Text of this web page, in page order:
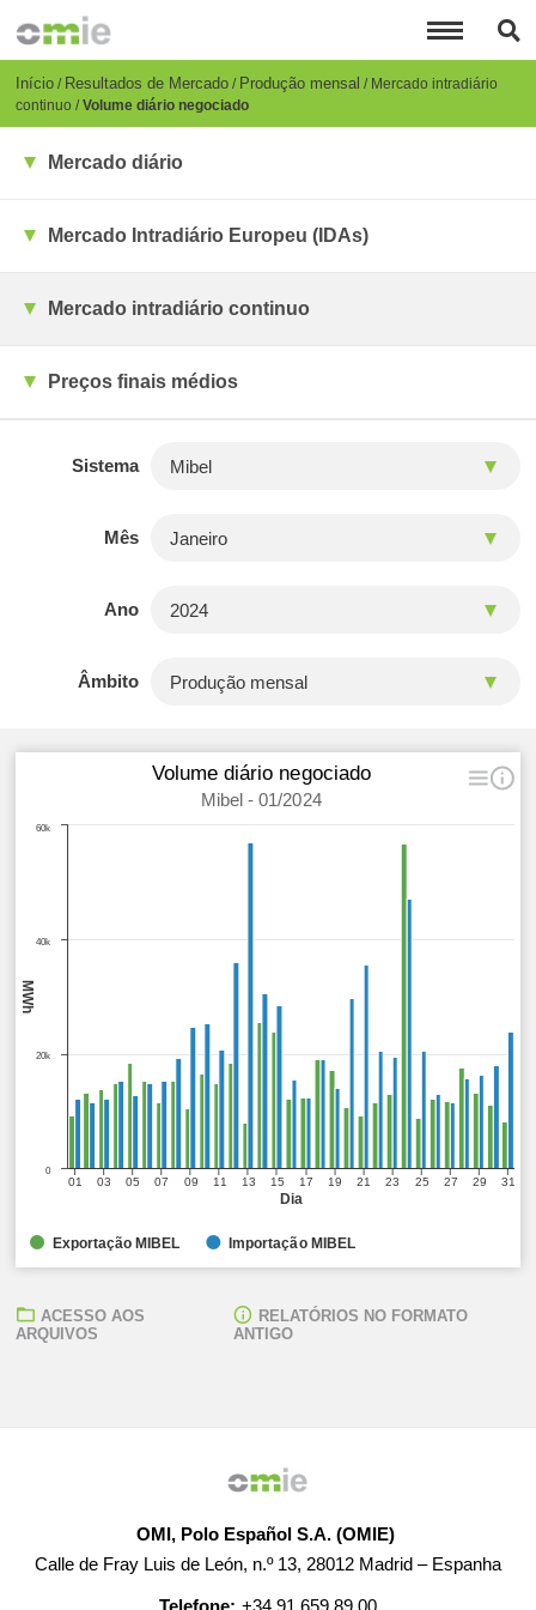
para
conteúdo
principal
Breadcrumb
Início Resultados de Mercado Produção mensal
Mercado intradiário
continuo Volume diário negociado
Mercado diário
Mercado Intradiário Europeu (IDAs)
Mercado intradiário continuo
Preços finais médios
Sistema
Mês
Ano
Âmbito
Dia
MWh
Volume diário negociado
Mibel - 01/2024
01 03 05 07 09 11 13 15 17 19 21 23 25 27 29 31
0
20k
40k
60k
Exportação MIBEL Importação MIBEL
ACESSO AOS
ARQUIVOS
RELATÓRIOS NO FORMATO
ANTIGO
OMI, Polo Español S.A. (OMIE)
Calle de Fray Luis de León, n.º 13, 28012 Madrid – Espanha
Telefone: +34 91 659 89 00